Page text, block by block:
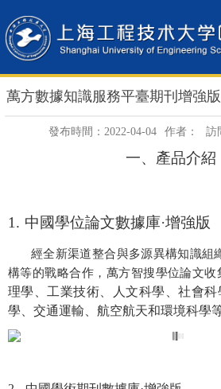
萬方數據知識服務平臺期刊增強
發布時間：2022-04-04 作者： 訪
一、產品介紹
1. 中國學位論文數據庫·增強版
經全新渠道整合與多源異構知識組
構等的戰略合作，萬方智搜學位論文收
理學、工業技術、人文科學、社會
學、交通運輸、航空航天和環境科學